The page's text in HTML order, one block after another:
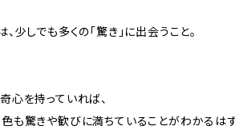
、少しでも多くの「驚き」に出会うこと。
心を持っていれば、
も驚きや歓びに満ちていることがわかるはず